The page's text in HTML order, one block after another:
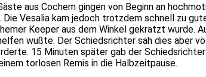
aus Cochem gingen von Beginn an
Vesalia kam jedoch trotzdem schnell zu
Keeper aus dem Winkel gekratzt wurde.
wußte. Der Schiedsrichter sah dies aber
15 Minuten später gab der
torlosen Remis in die Halbzeitpause.